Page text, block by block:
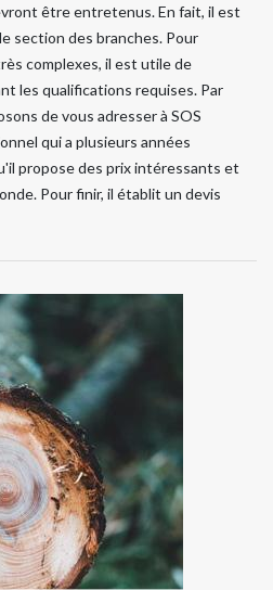
être entretenus. En fait, il est
section des branches. Pour
complexes, il est utile de
les qualifications requises. Par
de vous adresser à SOS
qui a plusieurs années
propose des prix intéressants et
Pour finir, il établit un devis